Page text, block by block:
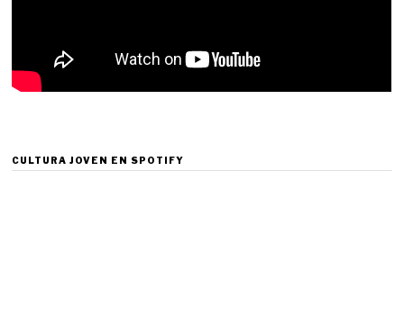
CULTURA JOVEN EN SPOTIFY